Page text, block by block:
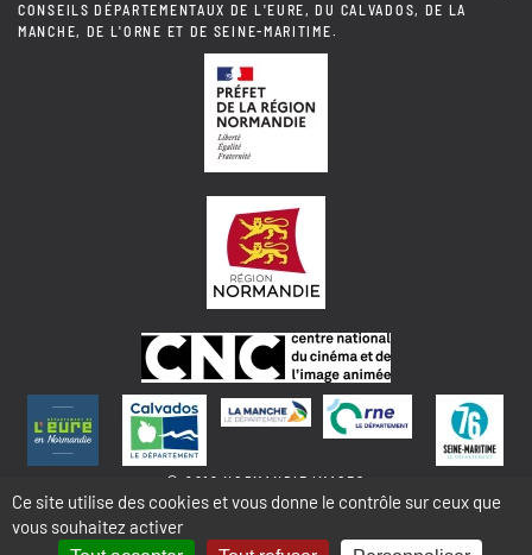
CONSEILS DÉPARTEMENTAUX DE L'EURE, DU CALVADOS, DE LA
MANCHE, DE L'ORNE ET DE SEINE-MARITIME.
© 2018 NORMANDIE IMAGES
MENTIONS LÉGALES - COOKIES & STATISTIQUES PLAN DU SITE
Ce site utilise des cookies et vous donne le contrôle sur ceux que
vous souhaitez activer